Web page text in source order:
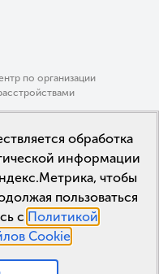
по организации
обработка
информации
чтобы
пользоваться
с Политикой
Cookie.